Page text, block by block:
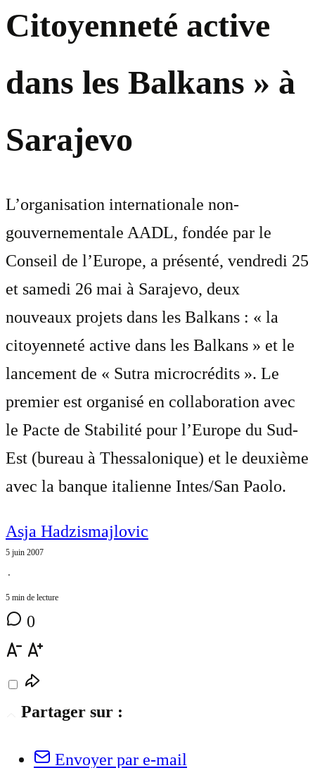
Citoyenneté active
dans les Balkans » à
Sarajevo
L’organisation internationale non-
gouvernementale AADL, fondée par le
Conseil de l’Europe, a présenté, vendredi 25
et samedi 26 mai à Sarajevo, deux
nouveaux projets dans les Balkans : « la
citoyenneté active dans les Balkans » et le
lancement de « Sutra microcrédits ». Le
premier est organisé en collaboration avec
le Pacte de Stabilité pour l’Europe du Sud-
Est (bureau à Thessalonique) et le deuxième
avec la banque italienne Intes/San Paolo.
Asja Hadzismajlovic
5 juin 2007
⋅
5 min de lecture
0
Partager sur :
Envoyer par e-mail